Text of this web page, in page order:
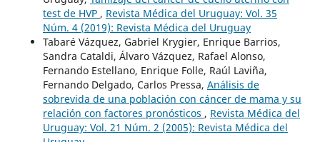
test de HVP , Revista Médica del Uruguay: Vol. 35
Núm. 4 (2019): Revista Médica del Uruguay
Tabaré Vázquez, Gabriel Krygier, Enrique Barrios,
Sandra Cataldi, Álvaro Vázquez, Rafael Alonso,
Fernando Estellano, Enrique Folle, Raúl Laviña,
Fernando Delgado, Carlos Pressa, Análisis de
sobrevida de una población con cáncer de mama y su
relación con factores pronósticos , Revista Médica del
Uruguay: Vol. 21 Núm. 2 (2005): Revista Médica del